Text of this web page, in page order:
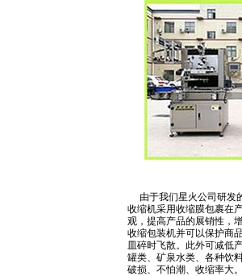
由于我们星火公司研发
收缩机采用收缩膜包裹在
观，提高产品的展销性，
收缩包装机并可以保护商
皿碎时飞散。此外可减低
罐类、矿泉水类、各种饮
破损、不怕潮、收缩率大